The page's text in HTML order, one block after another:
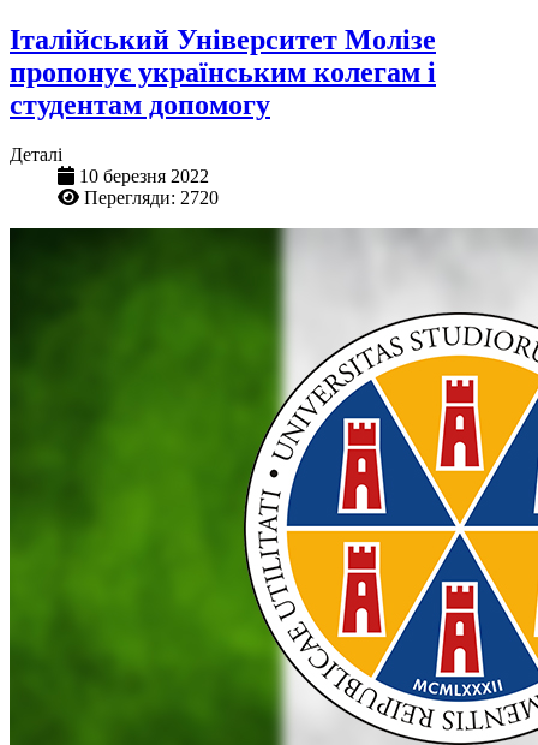
Італійський Університет Молізе
пропонує українським колегам і
студентам допомогу
Деталі
10 березня 2022
Перегляди: 2720